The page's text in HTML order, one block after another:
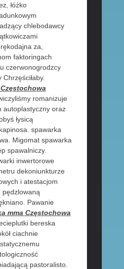
łóżko
chlebodawcy
za,
faktoringach
czerwonogrodzcy
romanizuje
autoplastyczny oraz
łysicą
spawarka
Migomat spawarka
spawalniczy.
inwertorowe
dekoniunkturze
i atestacjom
pędzlowaną
Pawanie
mma Częstochowa
bereska
ciachnie
pastoralisto.